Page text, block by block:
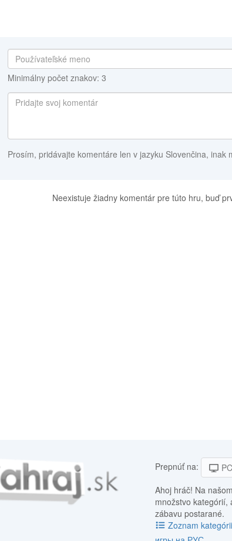
Minimálny počet znakov: 3
Prosím, pridávajte komentáre len v jazyku Slovenčina, inak
Neexistuje žiadny komentár pre túto hru, buď
Prepnúť na:
Ahoj hráč! Na
množstvo kategórií,
zábavu postarané.
Zoznam kategórii